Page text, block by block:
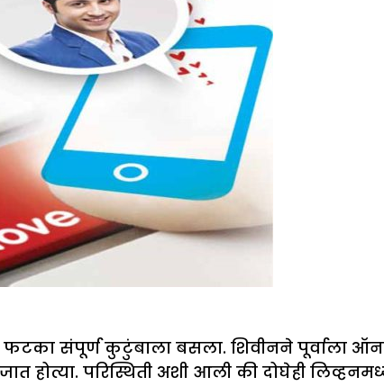
संपूर्ण कुटुंबाला बसला. शिवीनने पूर्वाला
होत्या. परिस्थिती अशी आली की दोघेही